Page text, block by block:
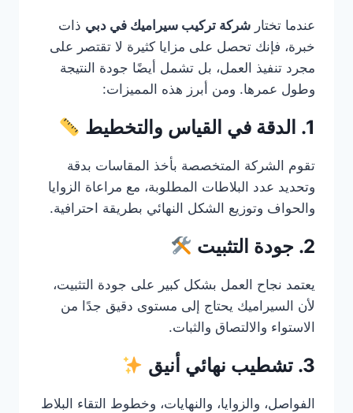
عندما تختار شركة تركيب سيراميك في دبي ذات
خبرة، فإنك تحصل على مزايا كثيرة لا تقتصر على
مجرد تنفيذ العمل، بل تشمل أيضًا جودة النتيجة
وطول عمرها. ومن أبرز هذه المميزات:
1. الدقة في القياس والتخطيط
تقوم الشركة المتخصصة بأخذ المقاسات بدقة
وتحديد عدد البلاطات المطلوبة، مع مراعاة الزوايا
والحواف وتوزيع الشكل النهائي بطريقة احترافية.
2. جودة التثبيت
يعتمد نجاح العمل بشكل كبير على جودة التثبيت،
لأن السيراميك يحتاج إلى مستوى دقيق جدًا من
الاستواء والالتصاق والثبات.
3. تشطيب نهائي أنيق
الفواصل، والزوايا، والنهايات، وخطوط التقاء البلاط